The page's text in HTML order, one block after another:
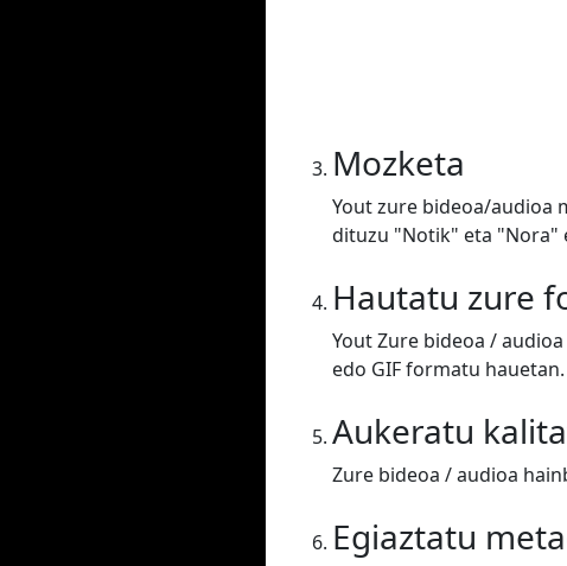
Mozketa
Yout zure bideoa/audioa
dituzu "Notik" eta "Nora"
Hautatu zure
Yout Zure bideoa /
edo GIF formatu
Aukeratu
Zure bideoa / audioa
Egiaztatu